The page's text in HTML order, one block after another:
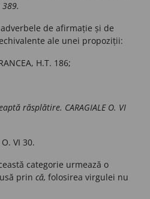
389.
de afirmație și de
ale unei propoziții:
H.T. 186;
răsplătire. CARAGIALE O. VI
O. VI 30.
categorie urmează o
prin că, folosirea virgulei nu